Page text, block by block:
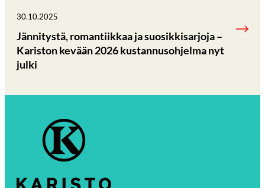
30.10.2025
Jännitystä, romantiikkaa ja suosikkisarjoja –
Kariston kevään 2026 kustannusohjelma nyt
julki